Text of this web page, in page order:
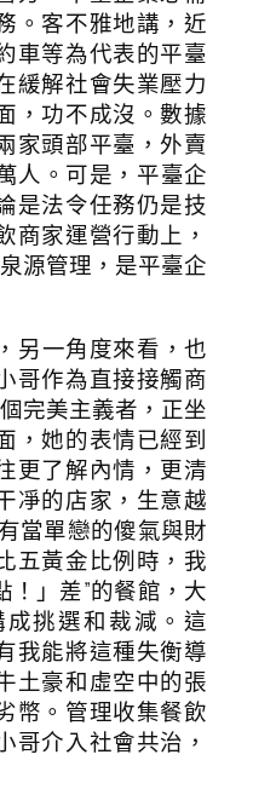
。客不雅地講，近
車等為代表的平臺
緩解社會失業壓力
，功不成沒。數據
家頭部平臺，外賣
人。可是，平臺企
是法令任務仍是技
商家運營行動上，
源管理，是平臺企
另一角度來看，也
哥作為直接接觸商
完美主義者，正坐
，她的表情已經到
更了解內情，更清
凈的店家，生意越
當單戀的傻氣與財
五黃金比例時，我
」差”的餐館，大
挑選和裁減。這
我能將這種失衡導
土豪和虛空中的張
幣。管理收集餐飲
哥介入社會共治，